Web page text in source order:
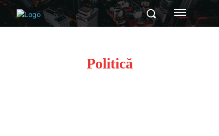
Politică